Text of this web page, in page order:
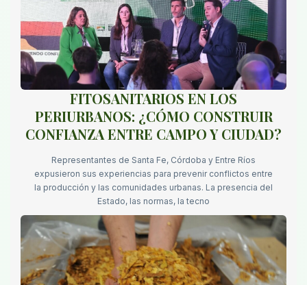
FITOSANITARIOS EN LOS
PERIURBANOS: ¿CÓMO CONSTRUIR
CONFIANZA ENTRE CAMPO Y CIUDAD?
Representantes de Santa Fe, Córdoba y Entre Ríos
expusieron sus experiencias para prevenir conflictos entre
la producción y las comunidades urbanas. La presencia del
Estado, las normas, la tecno